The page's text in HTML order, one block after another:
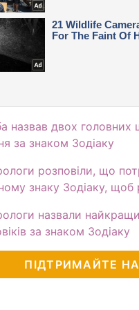
назвав двох головних
за знаком Зодіаку
розповіли, що
знаку Зодіаку, щоб
назвали
за знаком Зодіаку
ПІДТРИМАЙТЕ